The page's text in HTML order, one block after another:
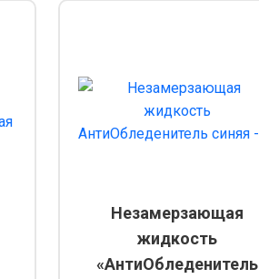
Незамерзающая
жидкость
«АнтиОбледенитель